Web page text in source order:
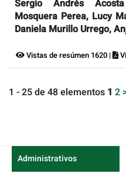
Sergio Andrés
Mosquera Perea, Lucy
Daniela Murillo Urrego,
Vistas de resúmen 1620 |
1 - 25 de 48 elementos 1 2
Administrativos